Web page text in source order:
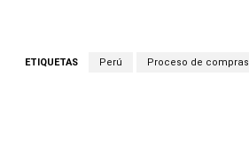
ETIQUETAS Perú Proceso de compras